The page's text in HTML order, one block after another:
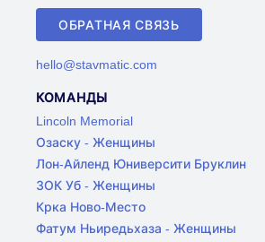
ОБРАТНАЯ СВЯЗЬ
hello@stavmatic.com
КОМАНДЫ
Lincoln Memorial
Озаску - Женщины
Лон-Айленд Юниверсити Бруклин
ЗОК Уб - Женщины
Крка Ново-Место
Фатум Ньиредьхаза - Женщины